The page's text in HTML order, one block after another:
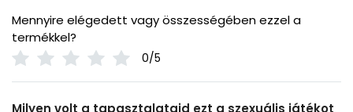
Mennyire elégedett vagy összességében ezzel a
termékkel?
0/5
Milyen volt a tapasztalataid ezt a szexuális játékot